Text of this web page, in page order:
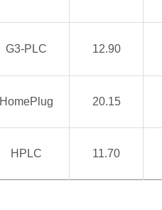
G3-PLC 12.90
HomePlug 20.15
HPLC 11.70